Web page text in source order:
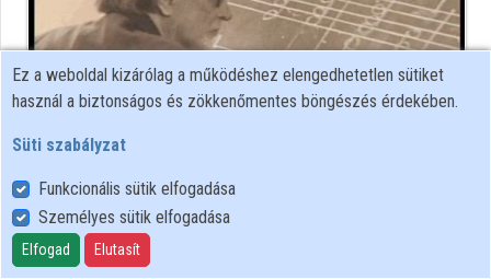
In the spirit of Zoltán Kodály
30 megtekintés
00:14:32
Ez a weboldal kizárólag a működéshez elengedhetetlen sütiket
használ a biztonságos és zökkenőmentes böngészés érdekében.
Süti szabályzat
Funkcionális sütik elfogadása
Személyes sütik elfogadása
Elfogad Elutasít